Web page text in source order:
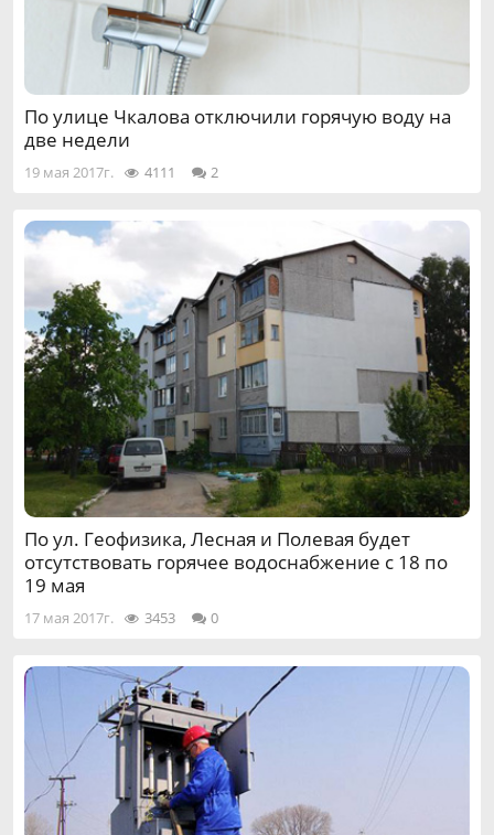
По улице Чкалова отключили горячую воду на
две недели
19 мая 2017г. 4111 2
По ул. Геофизика, Лесная и Полевая будет
отсутствовать горячее водоснабжение с 18 по
19 мая
17 мая 2017г. 3453 0